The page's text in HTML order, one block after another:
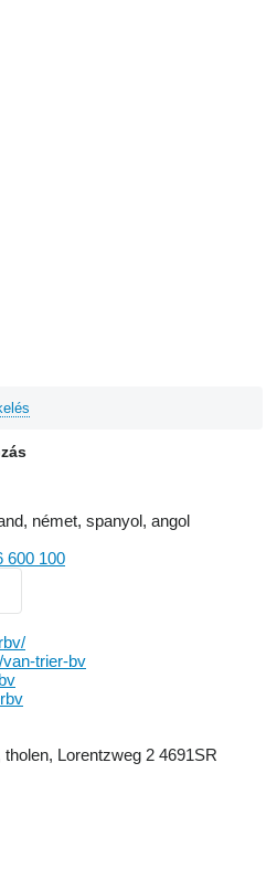
német, spanyol, angol
600 100
trier-bv
Lorentzweg 2 4691SR